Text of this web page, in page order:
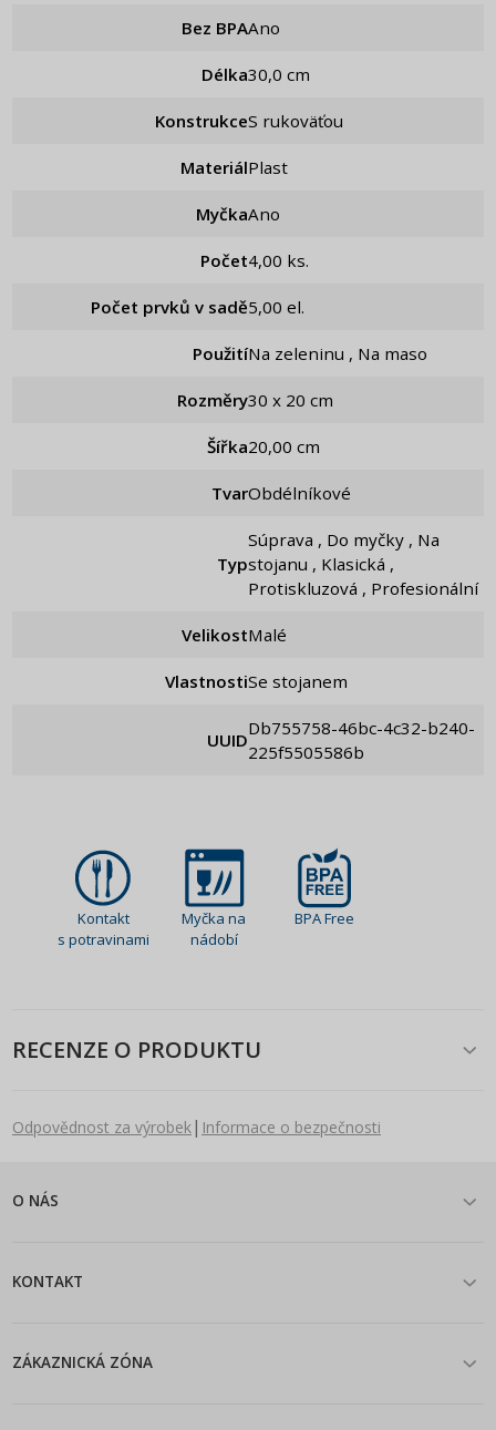
Bez BPA Ano
Délka 30,0 cm
Konstrukce S rukoväťou
Materiál Plast
Myčka Ano
Počet 4,00 ks.
Počet prvků v sadě 5,00 el.
Použití Na zeleninu , Na maso
Rozměry 30 x 20 cm
Šířka 20,00 cm
Tvar Obdélníkové
Typ
Súprava , Do myčky , Na
stojanu , Klasická ,
Protiskluzová , Profesionální
Velikost Malé
Vlastnosti Se stojanem
UUID
db755758-46bc-4c32-b240-
225f5505586b
Kontakt
s potravinami
Myčka na
nádobí
BPA Free
RECENZE O PRODUKTU
Odpovědnost za výrobek| Informace o bezpečnosti
O NÁS
KONTAKT
ZÁKAZNICKÁ ZÓNA